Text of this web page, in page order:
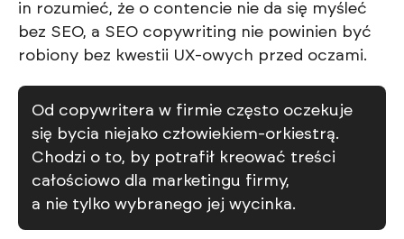
in rozumieć, że o contencie nie da się myśleć
bez SEO, a SEO copywriting nie powinien być
robiony bez kwestii UX-owych przed oczami.
Od copywritera w firmie często oczekuje
się bycia niejako człowiekiem-orkiestrą.
Chodzi o to, by potrafił kreować treści
całościowo dla marketingu firmy,
a nie tylko wybranego jej wycinka.